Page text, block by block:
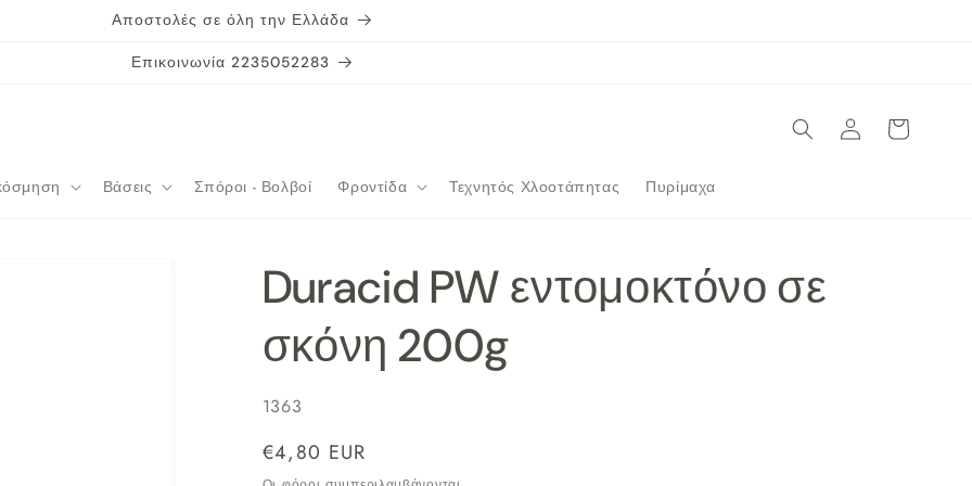
Αποστολές σε όλη την Ελλάδα
Επικοινωνία 2235052283
Βάσεις Σπόροι - Βολβοί Φροντίδα Τεχνητός Χλοοτάπητας Πυρίμαχα
Σύνδεση Καλάθι
Duracid PW εντομοκτόνο σε
σκόνη 200g
SKU:
1363
Κανονική
€4,80 EUR